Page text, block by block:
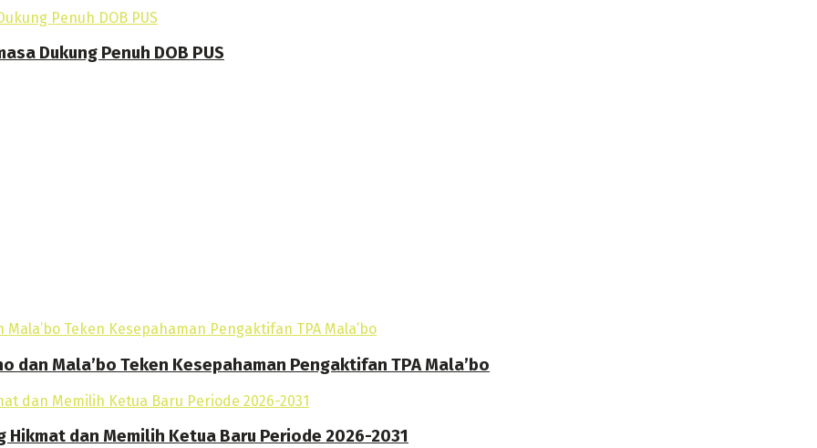
Dukung Penuh DOB PUS
dan Mala’bo Teken Kesepahaman Pengaktifan TPA Mala’bo
dan Memilih Ketua Baru Periode 2026-2031